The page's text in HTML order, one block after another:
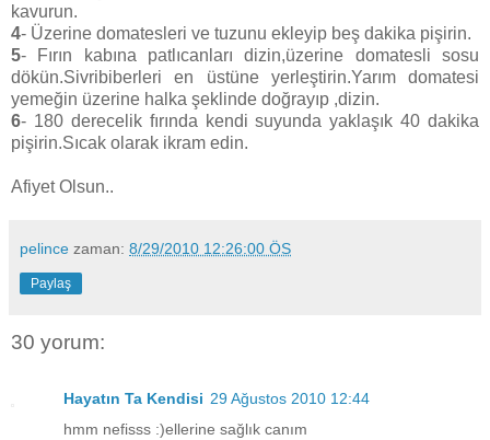
kavurun.
4- Üzerine domatesleri ve tuzunu ekleyip beş dakika pişirin.
5- Fırın kabına patlıcanları dizin,üzerine domatesli sosu
dökün.Sivribiberleri en üstüne yerleştirin.Yarım domatesi
yemeğin üzerine halka şeklinde doğrayıp ,dizin.
6- 180 derecelik fırında kendi suyunda yaklaşık 40 dakika
pişirin.Sıcak olarak ikram edin.
Afiyet Olsun..
pelince zaman: 8/29/2010 12:26:00 ÖS
Paylaş
30 yorum:
Hayatın Ta Kendisi 29 Ağustos 2010 12:44
hmm nefisss :)ellerine sağlık canım